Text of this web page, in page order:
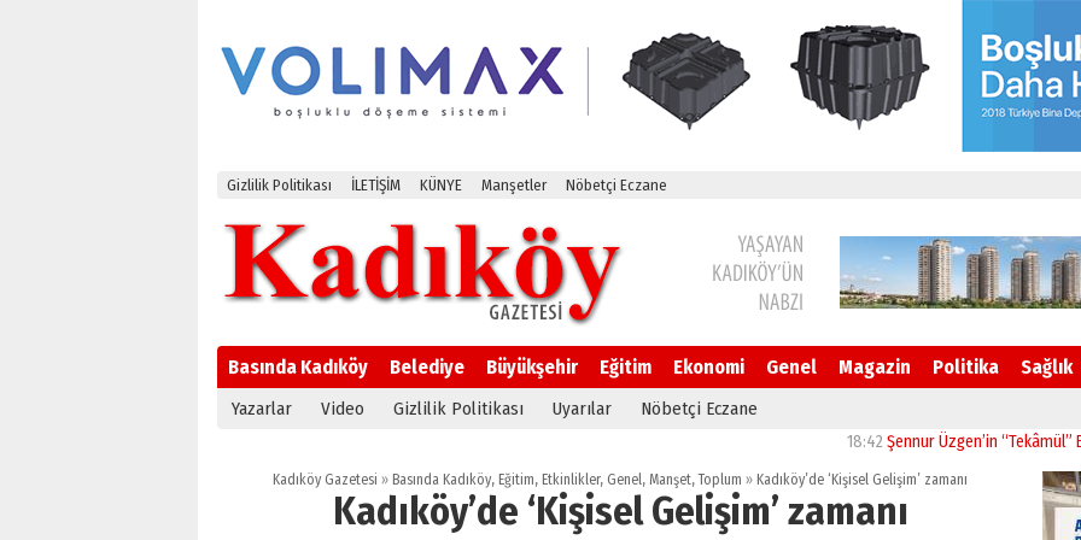
Gizlilik Politikası İLETİŞİM KÜNYE Manşetler Nöbetçi Eczane
Basında Kadıköy Belediye Büyükşehir Eğitim Ekonomi Genel Magazin Politika Sağlık
Yazarlar Video Gizlilik Politikası Uyarılar Nöbetçi Eczane
Şennur Üzgen’in “Tekâmül” Eseri
Kadıköy Gazetesi » Basında Kadıköy, Eğitim, Etkinlikler, Genel, Manşet,Toplum » Kadıköy’de ‘Kişisel Gelişim’ zamanı
Kadıköy’de ‘Kişisel Gelişim’ zamanı